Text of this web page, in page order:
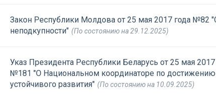
Закон Республики Молдова от 25 мая 2017 года №82
неподкупности" (По состоянию на 29.12.2025)
Указ Президента Республики Беларусь от 25 мая 2017
№181 "О Национальном координаторе по
устойчивого развития" (По состоянию на 10.09.2025)